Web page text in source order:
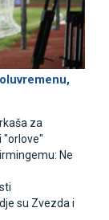
za
"orlove"
Ne
su Zvezda i